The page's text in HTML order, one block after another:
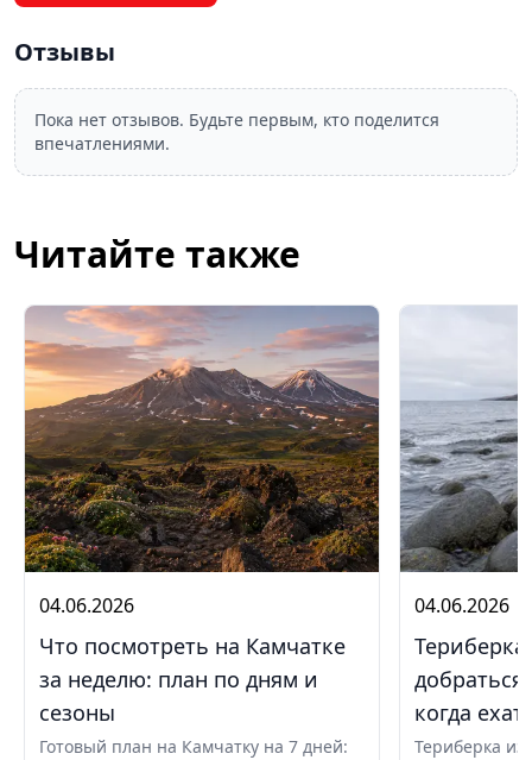
Отзывы
Пока нет отзывов. Будьте первым, кто поделится
впечатлениями.
Читайте также
04.06.2026
Что посмотреть на Камчатке
за неделю: план по дням и
сезоны
Готовый план на Камчатку на 7 дней:
04.06.2026
когда
Териберка